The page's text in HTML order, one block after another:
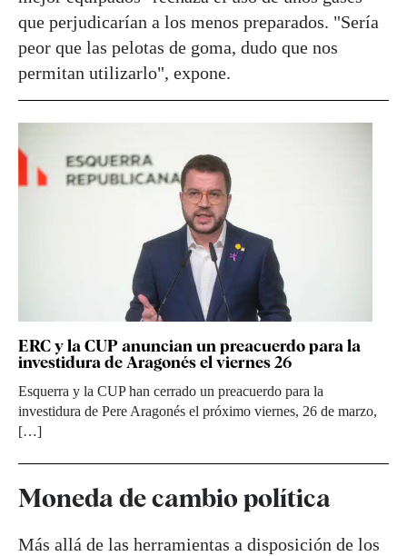
que perjudicarían a los menos preparados. "Sería
peor que las pelotas de goma, dudo que nos
permitan utilizarlo", expone.
ERC y la CUP anuncian un preacuerdo para la
investidura de Aragonés el viernes 26
Esquerra y la CUP han cerrado un preacuerdo para la
investidura de Pere Aragonés el próximo viernes, 26 de marzo,
[…]
Moneda de cambio política
Más allá de las herramientas a disposición de los